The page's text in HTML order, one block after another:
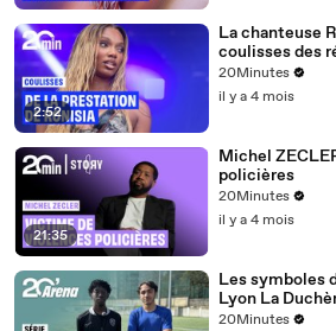
2:52
La chanteuse
coulisses des
quatrième
20Minutes
il y a 4 mois
21:35
Michel
policières
20Minutes
il y a 4 mois
Les symboles
Lyon La
20Minutes